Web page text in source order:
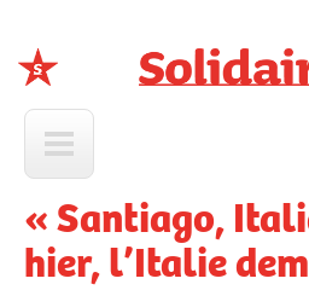
« Santiago,
hier, l’Italie